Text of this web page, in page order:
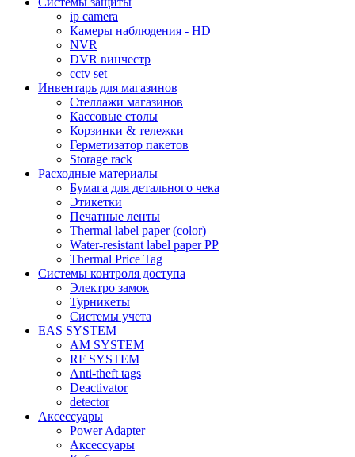
ip camera
Камеры наблюдения - HD
NVR
DVR винчестр
cctv set
Инвентарь для магазинов
Стеллажи магазинов
Кассовые столы
Корзинки & тележки
Герметизатор пакетов
Storage rack
Расходные материалы
Бумага для детального чека
Этикетки
Печатные ленты
Thermal label paper (color)
Water-resistant label paper PP
Thermal Price Tag
Системы контроля доступа
Электро замок
Турникеты
Cистемы учета
EAS SYSTEM
AM SYSTEM
RF SYSTEM
Anti-theft tags
Deactivator
detector
Аксессуары
Power Adapter
Аксессуары